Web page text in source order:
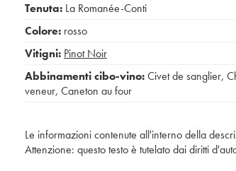
Tenuta: La Romanée-Conti
Colore: rosso
Vitigni: Pinot Noir
Abbinamenti cibo-vino:Civet de sanglier,
veneur, Caneton au four
Le informazioni contenute all'interno della
Attenzione: questo testo è tutelato dai diritti